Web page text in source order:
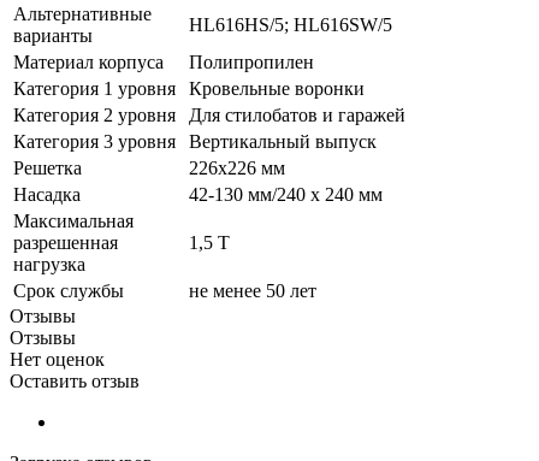
Альтернативные
варианты
HL616HS/5; HL616SW/5
Материал корпуса
Полипропилен
Категория 1 уровня
Кровельные воронки
Категория 2 уровня
Для стилобатов и гаражей
Категория 3 уровня
Вертикальный выпуск
Решетка
226x226 мм
Насадка
42-130 мм/240 x 240 мм
Максимальная
разрешенная
нагрузка
1,5 Т
Срок службы
не менее 50 лет
Отзывы
Отзывы
Нет оценок
Оставить отзыв